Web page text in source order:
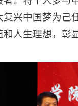
复兴中国梦为己
和人生理想，彰